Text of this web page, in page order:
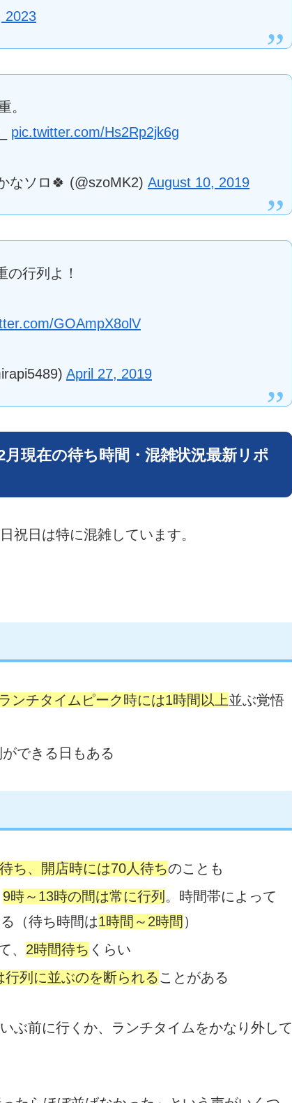
2023
。
pic.twitter.com/Hs2Rp2jk6g
なソロ🍀 (@szoMK2) August 10, 2019
行列よ！
GOAmpX8olV
April 27, 2019
月現在の待ち時間・混雑状況最新リポ
祝日は特に混雑しています。
ランチタイムピーク時には1時間以上並ぶ覚悟
できる日もある
ち、開店時には70人待ちのことも
9時～13時の間は常に行列 。時間帯によって
（待ち時間は1時間～2時間）
、 2時間待ち くらい
行列に並ぶのを断られることがある
ぶ前に行くか、ランチタイムをかなり外して